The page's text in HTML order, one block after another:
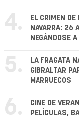
4.
EL CRIMEN DE
NAVARRA: 26
NEGÁNDOSE A
5.
LA FRAGATA
GIBRALTAR
MARRUECOS
6.
CINE DE
PELÍCULAS,